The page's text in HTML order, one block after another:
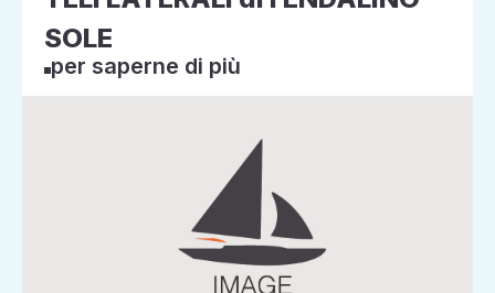
SOLE
per saperne di più